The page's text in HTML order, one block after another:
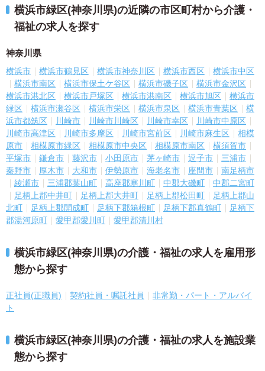
横浜市緑区(神奈川県)の近隣の市区町村から介護・
福祉の求人を探す
神奈川県
横浜市 横浜市鶴見区 横浜市神奈川区 横浜市西区
横浜市中区
横浜市南区
横浜市保土ケ谷区 横浜市磯子区
横浜市金沢区
横浜市港北区
横浜市戸塚区 横浜市港南区 横浜市旭区
横浜市
緑区
横浜市瀬谷区 横浜市栄区 横浜市泉区 横浜市青葉区
横
浜市都筑区
川崎市 川崎市川崎区 川崎市幸区
川崎市中原区
川崎市高津区
川崎市多摩区 川崎市宮前区 川崎市麻生区
相模
原市
相模原市緑区 相模原市中央区 相模原市南区
横須賀市
平塚市
鎌倉市 藤沢市 小田原市 茅ヶ崎市 逗子市
三浦市
秦野市
厚木市 大和市 伊勢原市 海老名市 座間市
南足柄市
綾瀬市
三浦郡葉山町 高座郡寒川町 中郡大磯町
中郡二宮町
足柄上郡中井町
足柄上郡大井町 足柄上郡松田町
足柄上郡山
北町
足柄上郡開成町 足柄下郡箱根町 足柄下郡真鶴町
足柄下
郡湯河原町
愛甲郡愛川町 愛甲郡清川村
横浜市緑区(神奈川県)の介護・福祉の求人を雇用形
態から探す
正社員(正職員) 契約社員・嘱託社員
非常勤・パート・アルバイ
ト
横浜市緑区(神奈川県)の介護・福祉の求人を施設業
態から探す